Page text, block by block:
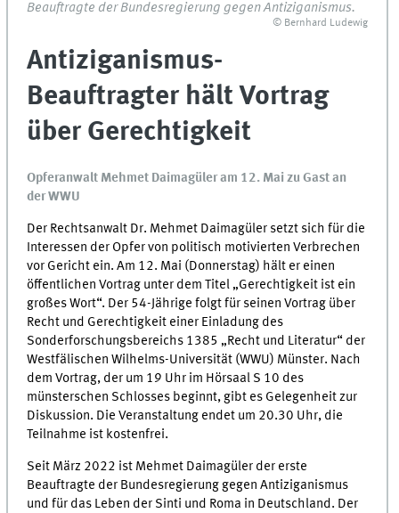
Beauftragte der Bundesregierung gegen Antiziganismus.
© Bernhard Ludewig
Antiziganismus-
Beauftragter hält Vortrag
über Gerechtigkeit
Opferanwalt Mehmet Daimagüler am 12. Mai zu Gast an
der WWU
Der Rechtsanwalt Dr. Mehmet Daimagüler setzt sich für die
Interessen der Opfer von politisch motivierten Verbrechen
vor Gericht ein. Am 12. Mai (Donnerstag) hält er einen
öffentlichen Vortrag unter dem Titel „Gerechtigkeit ist ein
großes Wort“. Der 54-Jährige folgt für seinen Vortrag über
Recht und Gerechtigkeit einer Einladung des
Sonderforschungsbereichs 1385 „Recht und Literatur“ der
Westfälischen Wilhelms-Universität (WWU) Münster. Nach
dem Vortrag, der um 19 Uhr im Hörsaal S 10 des
münsterschen Schlosses beginnt, gibt es Gelegenheit zur
Diskussion. Die Veranstaltung endet um 20.30 Uhr, die
Teilnahme ist kostenfrei.
Seit März 2022 ist Mehmet Daimagüler der erste
Beauftragte der Bundesregierung gegen Antiziganismus
und für das Leben der Sinti und Roma in Deutschland. Der